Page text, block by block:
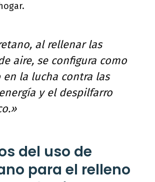
al rellenar las
aire, se configura como
la lucha contra las
y el despilfarro
del uso de
para el relleno